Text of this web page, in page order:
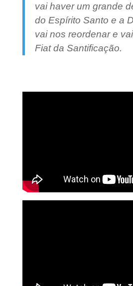
vai haver um grande
do Espírito Santo e a
vai nos reordenar e
Fiat da Santificação.